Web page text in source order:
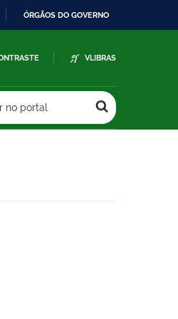
ÓRGÃOS DO GOVERNO
VLIBRAS
no portal